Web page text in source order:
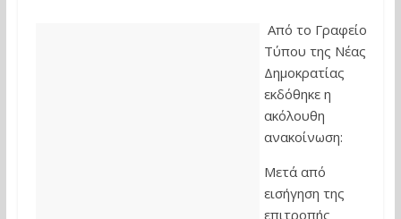
Από το Γραφείο
Τύπου της Νέας
Δημοκρατίας
εκδόθηκε η
ακόλουθη
ανακοίνωση:
Μετά από
εισήγηση της
επιτροπής